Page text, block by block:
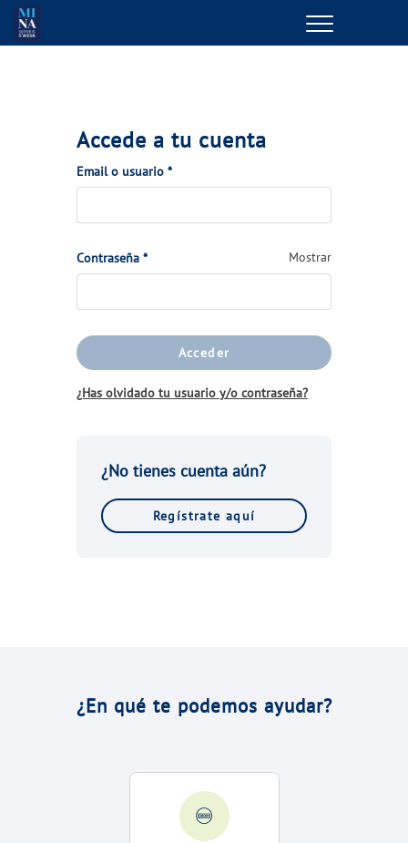
Menu
TU SERVICIO
VER TODAS LAS GESTIONES
TU AGUA
CONÓCENOS
NUESTROS COMPROMISOS
VER TODAS LAS GESTIONES
¿En qué te podemos ayudar?
Accede a tu cuenta
Email o usuario *(Obligatorio)
Contraseña *(Obligatorio) Mostrar
Acceder
¿Has olvidado tu usuario y/o contraseña?
¿No tienes cuenta aún?
Regístrate aquí